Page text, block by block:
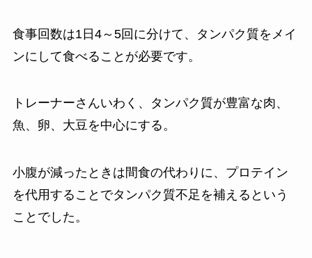
食事回数は1日4～5回に分けて、タンパク質をメイ
ンにして食べることが必要です。
トレーナーさんいわく、タンパク質が豊富な肉、
魚、卵、大豆を中心にする。
小腹が減ったときは間食の代わりに、プロテイン
を代用することでタンパク質不足を補えるという
ことでした。